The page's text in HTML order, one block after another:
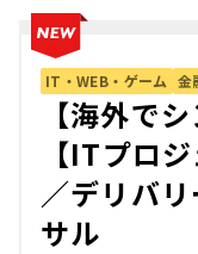
IT・WEB・ゲーム 金
【海外で
【ITプロ
／デリバ
サル